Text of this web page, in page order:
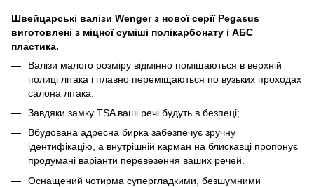
Швейцарські валізи Wenger з нової серії Pegasus
виготовлені з міцної суміші полікарбонату і АБС
пластика.
Валізи малого розміру відмінно поміщаються в верхній
полиці літака і плавно переміщаються по вузьких проходах
салона літака.
Завдяки замку TSA ваші речі будуть в безпеці;
Вбудована адресна бирка забезпечує зручну
ідентифікацію, а внутрішній карман на блискавці пропонує
продумані варіанти перевезення ваших речей.
Оснащений чотирма супергладкими, безшумними